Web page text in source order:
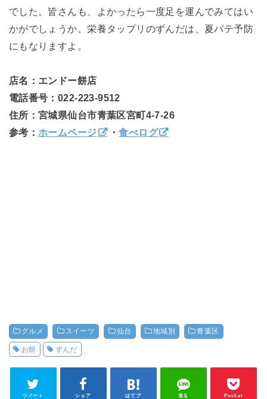
でした。皆さんも、よかったら一度足を運んでみてはい
かがでしょうか。栄養タップリのずんだは、夏バテ予防
にもなりますよ。
店名：エンドー餅店
電話番号：022-223-9512
住所：宮城県仙台市青葉区宮町4-7-26
参考：ホームページ ・食べログ
グルメ スイーツ 仙台 地域別 青葉区
お餅 ずんだ
ツイート シェア はてブ 送る Pocket